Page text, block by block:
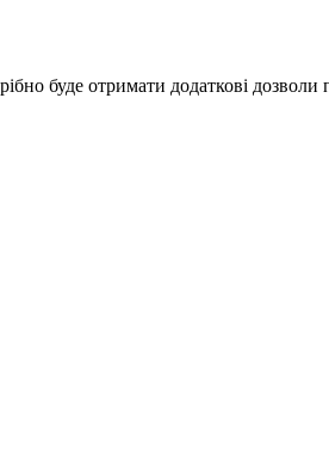
буде отримати додаткові дозволи